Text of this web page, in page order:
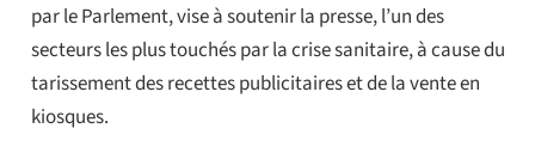
par le Parlement, vise à soutenir la presse, l’un des
secteurs les plus touchés par la crise sanitaire, à cause du
tarissement des recettes publicitaires et de la vente en
kiosques.